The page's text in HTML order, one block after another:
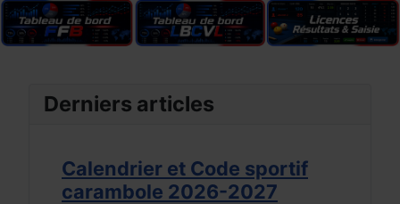
Derniers articles
Calendrier et Code sportif
carambole 2026-2027